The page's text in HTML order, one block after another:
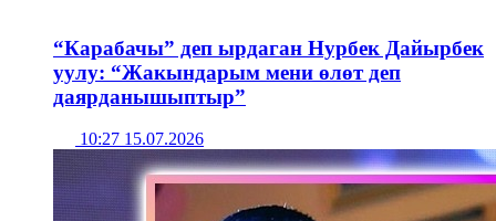
“Карабачы” деп ырдаган Нурбек Дайырбек
уулу: “Жакындарым мени өлөт деп
даярданышыптыр”
10:27 15.07.2026